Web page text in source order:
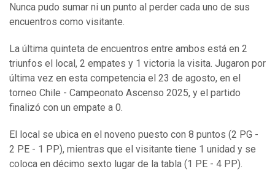
Nunca pudo sumar ni un punto al perder cada uno de sus
encuentros como visitante.
La última quinteta de encuentros entre ambos está en 2
triunfos el local, 2 empates y 1 victoria la visita. Jugaron por
última vez en esta competencia el 23 de agosto, en el
torneo Chile - Campeonato Ascenso 2025, y el partido
finalizó con un empate a 0.
El local se ubica en el noveno puesto con 8 puntos (2 PG -
2 PE - 1 PP), mientras que el visitante tiene 1 unidad y se
coloca en décimo sexto lugar de la tabla (1 PE - 4 PP).